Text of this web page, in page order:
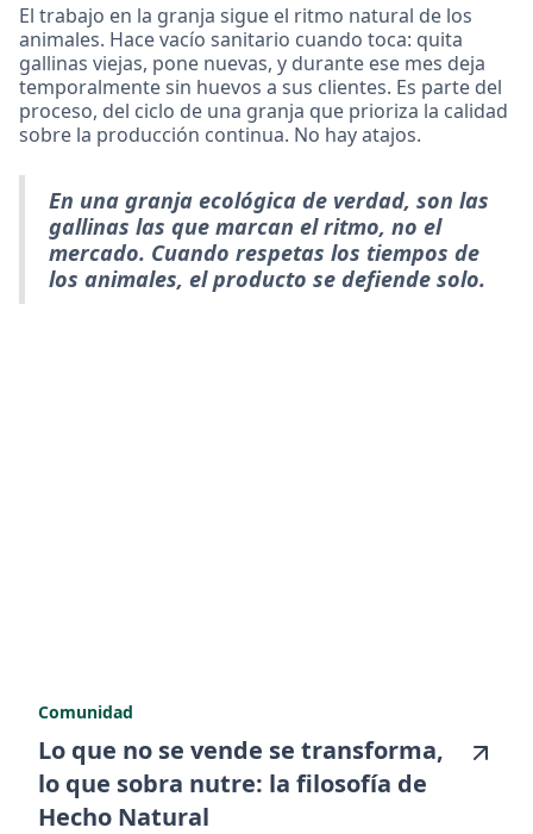
El trabajo en la granja sigue el ritmo natural de los
animales. Hace vacío sanitario cuando toca: quita
gallinas viejas, pone nuevas, y durante ese mes deja
temporalmente sin huevos a sus clientes. Es parte del
proceso, del ciclo de una granja que prioriza la calidad
sobre la producción continua. No hay atajos.
En una granja ecológica de verdad, son las
gallinas las que marcan el ritmo, no el
mercado. Cuando respetas los tiempos de
los animales, el producto se defiende solo.
Comunidad
Lo que no se vende se transforma,
lo que sobra nutre: la filosofía de
Hecho Natural